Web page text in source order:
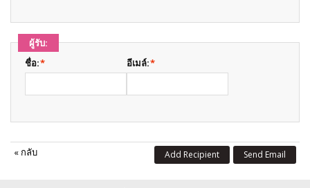
ผู้รับ:
*
ชื่อ: *
อีเมล์:
« กลับ Send Email
Add Recipient